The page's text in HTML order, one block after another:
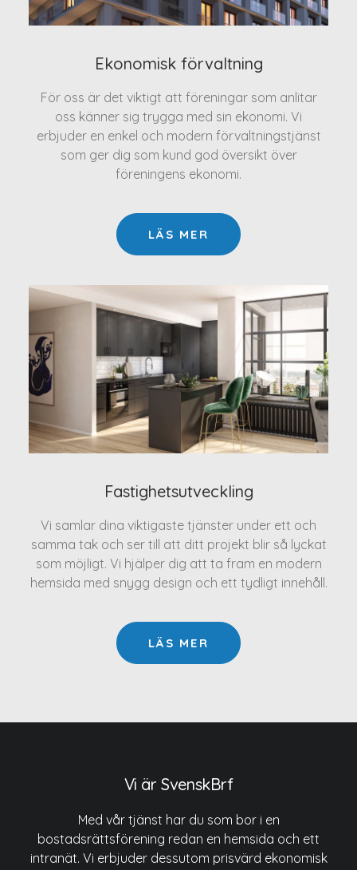
Ekonomisk förvaltning
För oss är det viktigt att föreningar som anlitar
oss känner sig trygga med sin ekonomi. Vi
erbjuder en enkel och modern förvaltningstjänst
som ger dig som kund god översikt över
föreningens ekonomi.
LÄS MER
Fastighetsutveckling
Vi samlar dina viktigaste tjänster under ett och
samma tak och ser till att ditt projekt blir så lyckat
som möjligt. Vi hjälper dig att ta fram en modern
hemsida med snygg design och ett tydligt innehåll.
LÄS MER
Vi är SvenskBrf
Med vår tjänst har du som bor i en
bostadsrättsförening redan en hemsida och ett
intranät. Vi erbjuder dessutom prisvärd ekonomisk